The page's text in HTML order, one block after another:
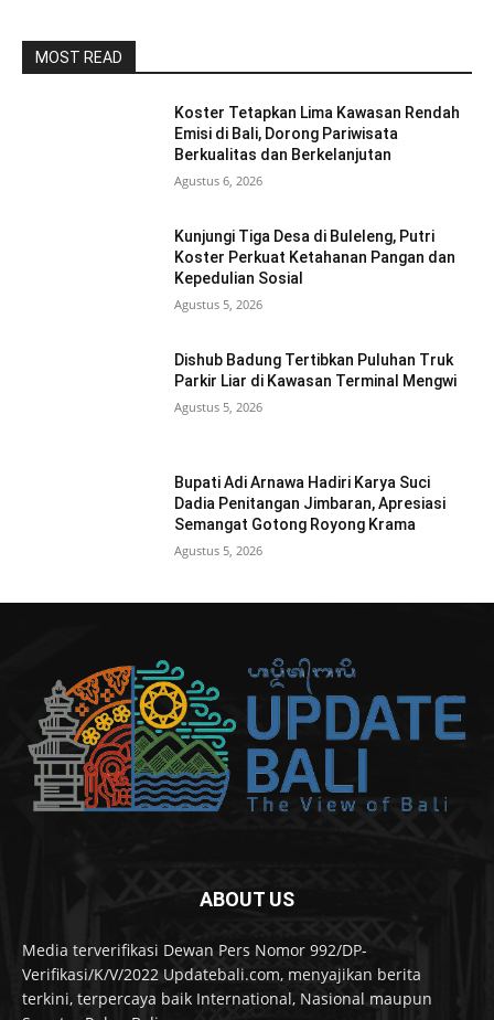
MOST READ
Koster Tetapkan Lima Kawasan Rendah
Emisi di Bali, Dorong Pariwisata
Berkualitas dan Berkelanjutan
Agustus 6, 2026
Kunjungi Tiga Desa di Buleleng, Putri
Koster Perkuat Ketahanan Pangan dan
Kepedulian Sosial
Agustus 5, 2026
Dishub Badung Tertibkan Puluhan Truk
Parkir Liar di Kawasan Terminal Mengwi
Agustus 5, 2026
Bupati Adi Arnawa Hadiri Karya Suci
Dadia Penitangan Jimbaran, Apresiasi
Semangat Gotong Royong Krama
Agustus 5, 2026
ABOUT US
Media terverifikasi Dewan Pers Nomor 992/DP-
Verifikasi/K/V/2022 Updatebali.com, menyajikan berita
terkini, terpercaya baik International, Nasional maupun